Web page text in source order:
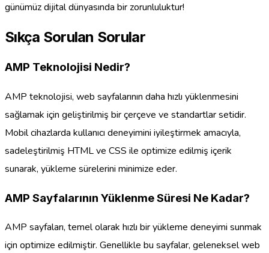
günümüz dijital dünyasında bir zorunluluktur!
Sıkça Sorulan Sorular
AMP Teknolojisi Nedir?
AMP teknolojisi, web sayfalarının daha hızlı yüklenmesini
sağlamak için geliştirilmiş bir çerçeve ve standartlar setidir.
Mobil cihazlarda kullanıcı deneyimini iyileştirmek amacıyla,
sadeleştirilmiş HTML ve CSS ile optimize edilmiş içerik
sunarak, yükleme sürelerini minimize eder.
AMP Sayfalarının Yüklenme Süresi Ne Kadar?
AMP sayfaları, temel olarak hızlı bir yükleme deneyimi sunmak
için optimize edilmiştir. Genellikle bu sayfalar, geleneksel web